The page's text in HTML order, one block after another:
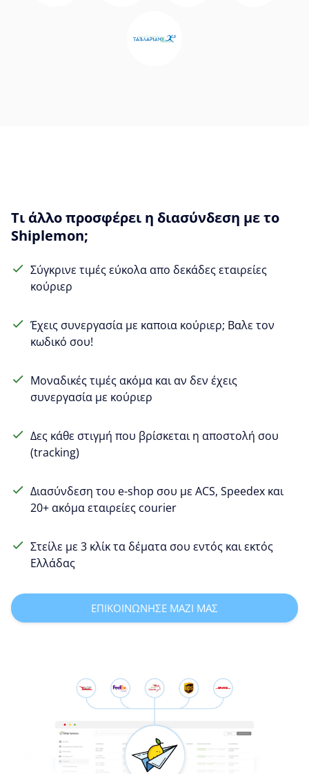
Τι άλλο προσφέρει η διασύνδεση με το
Shiplemon;
Σύγκρινε τιμές εύκολα απο δεκάδες εταιρείες
κούριερ
Έχεις συνεργασία με καποια κούριερ; Βαλε τον
κωδικό σου!
Μοναδικές τιμές ακόμα και αν δεν έχεις
συνεργασία με κούριερ
Δες κάθε στιγμή που βρίσκεται η αποστολή σου
(tracking)
Διασύνδεση του e-shop σου με ACS, Speedex και
20+ ακόμα εταιρείες courier
Στείλε με 3 κλίκ τα δέματα σου εντός και εκτός
Ελλάδας
ΕΠΙΚΟΙΝΩΝΗΣΕ ΜΑΖΙ ΜΑΣ